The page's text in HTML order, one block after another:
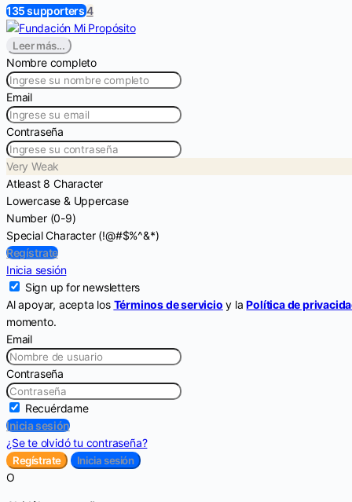
135 supporters4
Leer más...
Nombre completo
Email
Contraseña
Very Weak
Atleast 8 Character
Lowercase & Uppercase
Number (0-9)
Special Character (!@#$%^&*)
Regístrate
Inicia sesión
Sign up for newsletters
Al apoyar, acepta los Términos de servicio y laPolítica de
momento.
Email
Contraseña
Recuérdame
Inicia sesión
¿Se te olvidó tu contraseña?
Regístrate Inicia sesión
O